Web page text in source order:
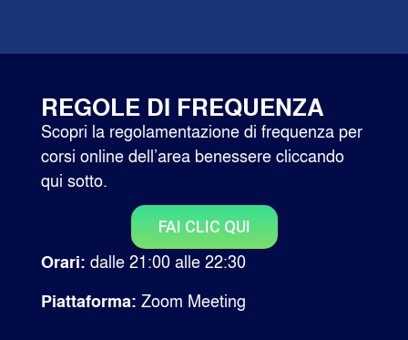
REGOLE DI FREQUENZA
Scopri la regolamentazione di frequenza per
corsi online dell’area benessere cliccando
qui sotto.
FAI CLIC QUI
Orari: dalle 21:00 alle 22:30
Piattaforma: Zoom Meeting